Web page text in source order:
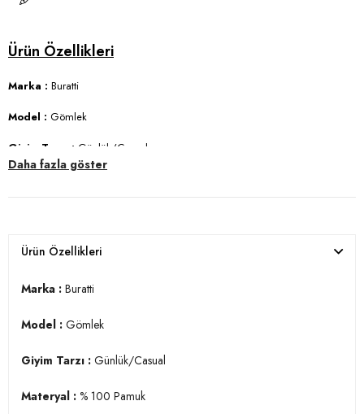
Marka : Buratti
Model : Gömlek
Giyim Tarzı : Günlük/Casual
: 97 cm / Beden : L
3DY1CF21S111153.34
Daha fazla göster
Ürün Özellikleri
Marka : Buratti
Model : Gömlek
Giyim Tarzı : Günlük/Casual
Materyal : % 100 Pamuk